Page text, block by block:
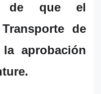
de que el
de
aprobación